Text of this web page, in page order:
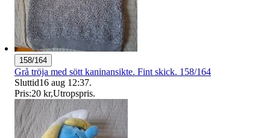
158/164
Grå tröja med sött kaninansikte. Fint skick. 158/164
Sluttid16 aug 12:37.
Pris:20 kr,Utropspris.